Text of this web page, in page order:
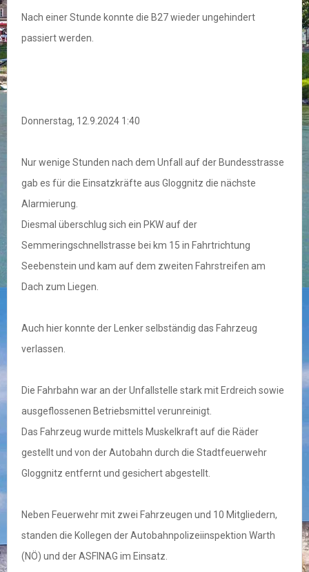
Nach einer Stunde konnte die B27 wieder ungehindert
passiert werden.
Donnerstag, 12.9.2024 1:40
Nur wenige Stunden nach dem Unfall auf der Bundesstrasse
gab es für die Einsatzkräfte aus Gloggnitz die nächste
Alarmierung.
Diesmal überschlug sich ein PKW auf der
Semmeringschnellstrasse bei km 15 in Fahrtrichtung
Seebenstein und kam auf dem zweiten Fahrstreifen am
Dach zum Liegen.
Auch hier konnte der Lenker selbständig das Fahrzeug
verlassen.
Die Fahrbahn war an der Unfallstelle stark mit Erdreich sowie
ausgeflossenen Betriebsmittel verunreinigt.
Das Fahrzeug wurde mittels Muskelkraft auf die Räder
gestellt und von der Autobahn durch die Stadtfeuerwehr
Gloggnitz entfernt und gesichert abgestellt.
Neben Feuerwehr mit zwei Fahrzeugen und 10 Mitgliedern,
standen die Kollegen der Autobahnpolizeiinspektion Warth
(NÖ) und der ASFINAG im Einsatz.